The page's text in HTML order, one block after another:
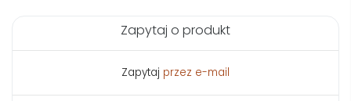
Zapytaj o produkt
Zapytaj przez e-mail